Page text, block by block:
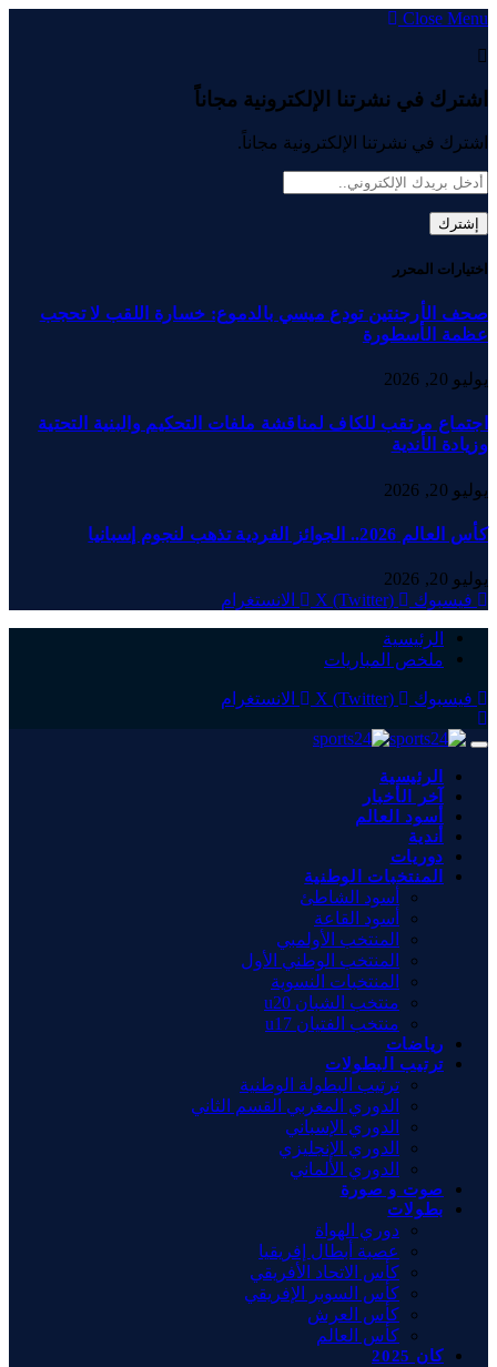
Close Menu
اشترك في نشرتنا الإلكترونية مجاناً
اشترك في نشرتنا الإلكترونية مجاناً.
اختيارات المحرر
صحف الأرجنتين تودع ميسي بالدموع: خسارة اللقب لا تحجب
عظمة الأسطورة
يوليو 20, 2026
اجتماع مرتقب للكاف لمناقشة ملفات التحكيم والبنية التحتية
وزيادة الأندية
يوليو 20, 2026
كأس العالم 2026.. الجوائز الفردية تذهب لنجوم إسبانيا
يوليو 20, 2026
فيسبوك
X (Twitter) الانستغرام
الرئيسية
ملخص المباريات
فيسبوك X (Twitter) الانستغرام
الرئيسية
آخر الأخبار
أسود العالم
أندية
دوريات
المنتخبات الوطنية
أسود الشاطئ
أسود القاعة
المنتخب الأولمبي
المنتخب الوطني الأول
المنتخبات النسوية
منتخب الشبان u20
منتخب الفتيان u17
رياضات
ترتيب البطولات
ترتيب البطولة الوطنية
الدوري المغربي القسم الثاني
الدوري الإسباني
الدوري الإنجليزي
الدوري الألماني
صوت و صورة
بطولات
دوري الهواة
عصبة أبطال إفريقيا
كأس الاتحاد الأفريقي
كأس السوبر الإفريقي
كأس العرش
كأس العالم
كان 2025